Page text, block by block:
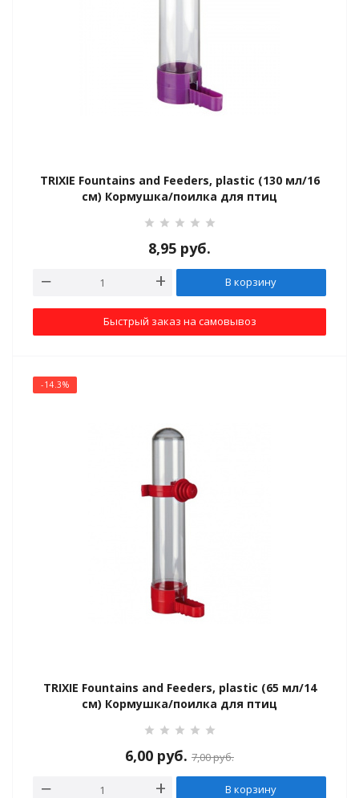
TRIXIE Fountains and Feeders, plastic (130 мл/16
см) Кормушка/поилка для птиц
8,95 руб.
В корзину
Быстрый заказ на самовывоз
-14.3%
TRIXIE Fountains and Feeders, plastic (65 мл/14
см) Кормушка/поилка для птиц
6,00 руб. 7,00руб.
В корзину